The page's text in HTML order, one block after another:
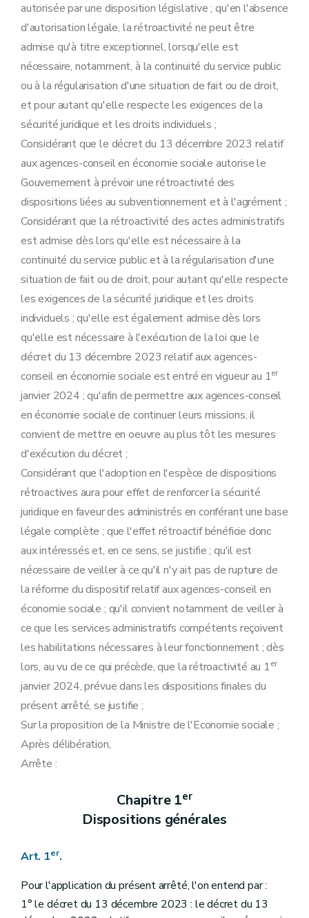
autorisée par une disposition législative ; qu'en l'absence
d'autorisation légale, la rétroactivité ne peut être
admise qu'à titre exceptionnel, lorsqu'elle est
nécessaire, notamment, à la continuité du service public
ou à la régularisation d'une situation de fait ou de droit,
et pour autant qu'elle respecte les exigences de la
sécurité juridique et les droits individuels ;
Considérant que le décret du 13 décembre 2023 relatif
aux agences-conseil en économie sociale autorise le
Gouvernement à prévoir une rétroactivité des
dispositions liées au subventionnement et à l'agrément ;
Considérant que la rétroactivité des actes administratifs
est admise dès lors qu'elle est nécessaire à la
continuité du service public et à la régularisation d'une
situation de fait ou de droit, pour autant qu'elle respecte
les exigences de la sécurité juridique et les droits
individuels ; qu'elle est également admise dès lors
qu'elle est nécessaire à l'exécution de la loi que le
décret du 13 décembre 2023 relatif aux agences-
conseil en économie sociale est entré en vigueur au 1er
janvier 2024 ; qu'afin de permettre aux agences-conseil
en économie sociale de continuer leurs missions, il
convient de mettre en oeuvre au plus tôt les mesures
d'exécution du décret ;
Considérant que l'adoption en l'espèce de dispositions
rétroactives aura pour effet de renforcer la sécurité
juridique en faveur des administrés en conférant une base
légale complète ; que l'effet rétroactif bénéficie donc
aux intéressés et, en ce sens, se justifie ; qu'il est
nécessaire de veiller à ce qu'il n'y ait pas de rupture de
la réforme du dispositif relatif aux agences-conseil en
économie sociale ; qu'il convient notamment de veiller à
ce que les services administratifs compétents reçoivent
les habilitations nécessaires à leur fonctionnement ; dès
lors, au vu de ce qui précède, que la rétroactivité au 1er
janvier 2024, prévue dans les dispositions finales du
présent arrêté, se justifie ;
Sur la proposition de la Ministre de l'Economie sociale ;
Après délibération,
Arrête :
Chapitre 1er
Dispositions générales
Art. 1er.
Pour l'application du présent arrêté, l'on entend par :
1° le décret du 13 décembre 2023 : le décret du 13